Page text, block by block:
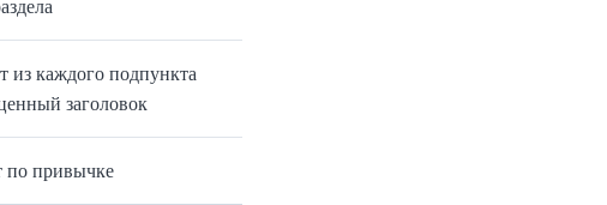
из каждого подпункта
заголовок
по привычке